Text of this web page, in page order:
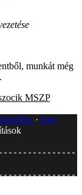
munkát még
MSZP
Jogi